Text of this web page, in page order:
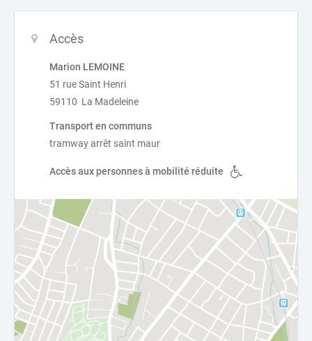
Accès
Marion LEMOINE
51 rue Saint Henri
59110 La Madeleine
Transport en communs
tramway arrêt saint maur
Accès aux personnes à mobilité réduite